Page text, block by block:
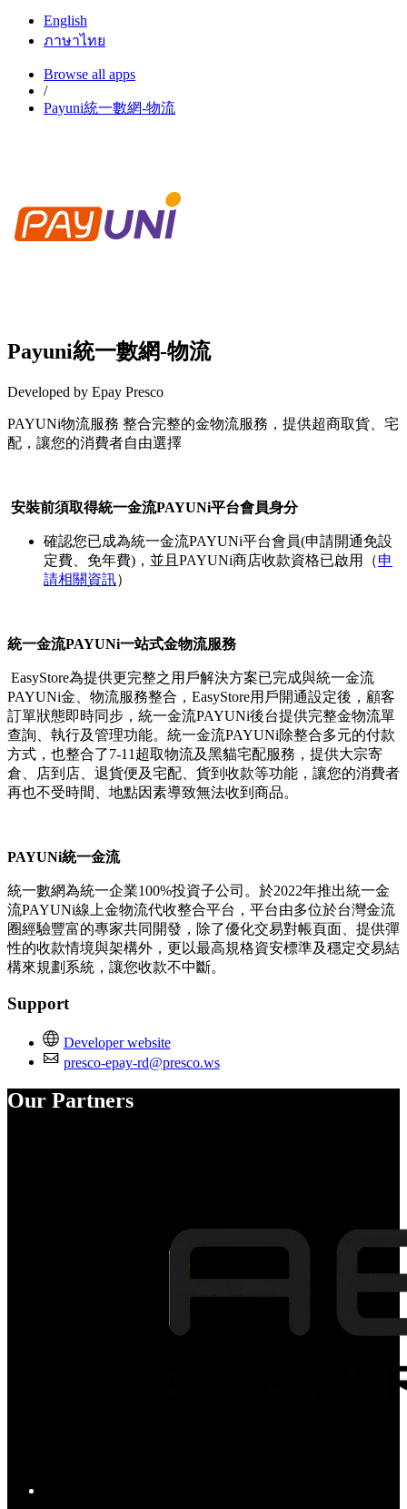
English
ภาษาไทย
Browse all apps
/
Payuni統一數網-物流
Payuni統一數網-物流
Developed by Epay Presco
PAYUNi物流服務 整合完整的金物流服務，提供超商取貨、宅
配，讓您的消費者自由選擇
安裝前須取得統一金流PAYUNi平台會員身分
確認您已成為統一金流PAYUNi平台會員(申請開通免設
定費、免年費)，並且PAYUNi商店收款資格已啟用（申
請相關資訊）
統一金流PAYUNi一站式金物流服務
EasyStore為提供更完整之用戶解決方案已完成與統一金流
PAYUNi金、物流服務整合，EasyStore用戶開通設定後，顧客
訂單狀態即時同步，統一金流PAYUNi後台提供完整金物流單
查詢、執行及管理功能。統一金流PAYUNi除整合多元的付款
方式，也整合了7-11超取物流及黑貓宅配服務，提供大宗寄
倉、店到店、退貨便及宅配、貨到收款等功能，讓您的消費者
再也不受時間、地點因素導致無法收到商品。
PAYUNi統一金流
統一數網為統一企業100%投資子公司。於2022年推出統一金
流PAYUNi線上金物流代收整合平台，平台由多位於台灣金流
圈經驗豐富的專家共同開發，除了優化交易對帳頁面、提供彈
性的收款情境與架構外，更以最高規格資安標準及穩定交易結
構來規劃系統，讓您收款不中斷。
Support
Developer website
presco-epay-rd@presco.ws
Our Partners